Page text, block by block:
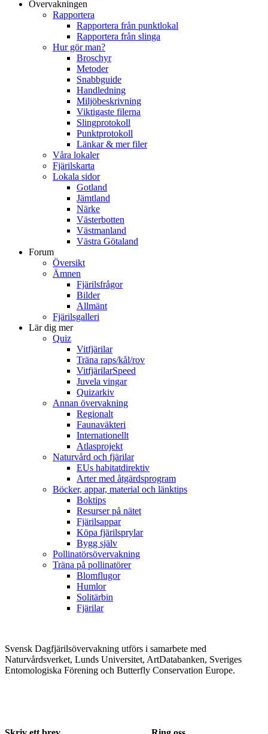
Övervakningen
Rapportera
Rapportera från punktlokal
Rapportera från slinga
Hur gör man?
Broschyr
Metoder
Snabbguide
Handledning
Miljöbeskrivning
Viktigaste filerna
Slingprotokoll
Punktprotokoll
Länkar & mer filer
Våra lokaler
Fjärilskarta
Lokala sidor
Gotland
Jämtland
Närke
Västerbotten
Västmanland
Västra Götaland
Forum
Översikt
Ämnen
Fjärilsfrågor
Bilder
Allmänt
Fjärilsgalleri
Lär dig mer
Quiz
Vitfjärilar
Träna raps/kål/rov
VitfjärilarSpeed
Juvela vingar
Quizarkiv
Annan övervakning
Regionalt
Faunaväkteri
Internationellt
Atlasprojekt
Naturvård och fjärilar
EUs habitatdirektiv
Arter med åtgärdsprogram
Böcker, appar, material och länktips
Boktips
Resurser på nätet
Fjärilsappar
Köpa fjärilsprylar
Bygg själv
Pollinatörsövervakning
Träna på pollinatörer
Blomflugor
Humlor
Solitärbin
Fjärilar
Svensk Dagfjärilsövervakning utförs i samarbete med
Naturvårdsverket, Lunds Universitet, ArtDatabanken, Sveriges
Entomologiska Förening och Butterfly Conservation Europe.